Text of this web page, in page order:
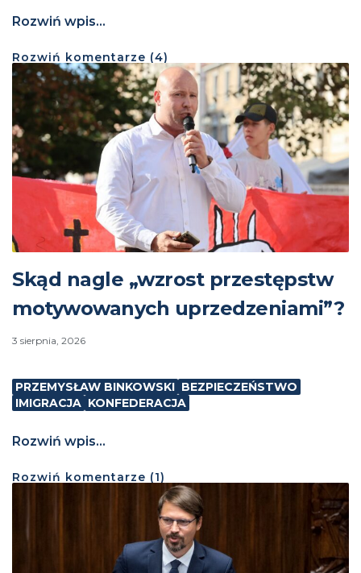
Rozwiń wpis...
Rozwiń komentarze (4)
Skąd nagle „wzrost przestępstw
motywowanych uprzedzeniami”?
3 sierpnia, 2026
PRZEMYSŁAW BINKOWSKI BEZPIECZEŃSTWO
IMIGRACJA KONFEDERACJA
Rozwiń wpis...
Rozwiń komentarze (1)